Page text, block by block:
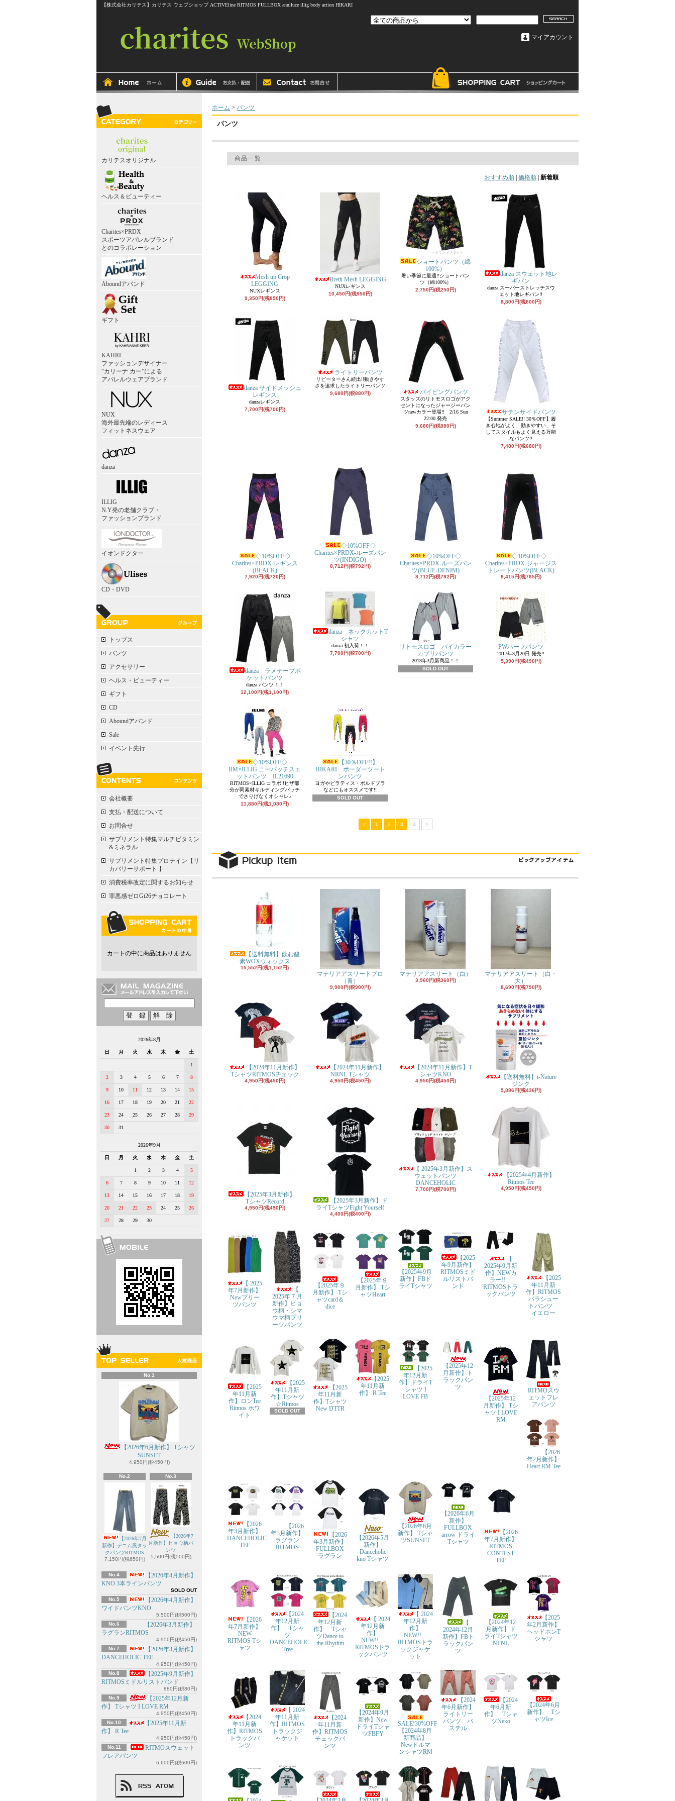
【株式会社カリテス】カリテス ウェブショップ ACTIVEline RITMOS FULLBOX anniluce illig body action HIKARI
マイアカウント
カリテスオリジナル
ヘルス＆ビューティー
Charites×PRDX
スポーツアパレルブランド
とのコラボレーション
Aboundアバンド
ギフト
KAHRI
ファッションデザイナー
“カリーナ カー”による
アパレルウェアブランド
NUX
海外最先端のレディース
フィットネスウェア
danza
ILLIG
N.Y発の老舗クラブ・
ファッションブランド
イオンドクター
CD・DVD
トップス
パンツ
アクセサリー
ヘルス・ビューティー
ギフト
CD
Aboundアバンド
Sale
イベント先行
会社概要
支払・配送について
お問合せ
サプリメント特集マルチビタミン
&ミネラル
サプリメント特集プロテイン【リ
カバリーサポート 】
消費税率改定に関するお知らせ
罪悪感ゼロGi26チョコレート
カートの中に商品はありません
2026年8月
日 月 火 水 木 金 土
1
2 3 4 5 6 7 8
9 10 11 12 13 14 15
16 17 18 19 20 21 22
23 24 25 26 27 28 29
30 31
2026年9月
日 月 火 水 木 金 土
1 2 3 4 5
6 7 8 9 10 11 12
13 14 15 16 17 18 19
20 21 22 23 24 25 26
27 28 29 30
No.1
【2026年6月新作】 Tシャツ
SUNSET
4,950円(税450円)
No.2
【2026年7月
新作】デニム風タッ
クパンツRITMOS
7,150円(税650円)
No.3
【2026年7
月新作】ヒョウ柄パ
ンツ
5,500円(税500円)
No.4
【2026年4月新作】
KNO 3本ラインパンツ
SOLD OUT
No.5
【2026年4月新作】
ワイドパンツKNO
5,500円(税500円)
No.6
【2026年3月新作】
ラグランRITMOS
4,950円(税450円)
No.7
【2026年3月新作】
DANCEHOLIC TEE
4,950円(税450円)
No.8
【2025年9月新作】
RITMOSミドルリストバンド
880円(税80円)
No.9
【2025年12月新
作】 Tシャツ I LOVE RM
4,950円(税450円)
No.10
【2025年11月新
作】 R Tee
4,950円(税450円)
No.11
RITMOスウェット
フレアパンツ
6,600円(税600円)
ホーム > パンツ
パンツ
商品一覧
おすすめ順 価格順 新着順
Mesh up Crop
LEGGING
NUXレギンス
9,350円(税850円)
Breth Mesh LEGGING
NUXレギンス
10,450円(税950円)
ショートパンツ（綿
100%）
暑い季節に最適!!ショートパン
ツ（綿100%）
2,750円(税250円)
danza スウェット地レ
ギパン
danza スーパーストレッチスウ
ェット地レギパン!!
8,800円(税800円)
danza サイドメッシュ
レギンス
danzaレギンス
7,700円(税700円)
ライトリーパンツ
リピーターさん続出!!動きやす
さを追求したライトリーパンツ
9,680円(税880円)
パイピングパンツ
スタッズのリトモスロゴがアク
セントになったジャージーパン
ツnewカラー登場!! 2/16 Sun
22:00 発売
9,680円(税880円)
サテンサイドパンツ
【Summer SALE!! 30％OFF】履
き心地がよく、動きやすい、そ
してスタイルもよく見える万能
なパンツ!!
7,480円(税680円)
◇10%OFF◇
Charites×PRDX-レギンス
(BLACK)
7,920円(税720円)
◇10%OFF◇
Charites×PRDX-ルーズパン
ツ(INDIGO)
8,712円(税792円)
◇10%OFF◇
Charites×PRDX-ルーズパン
ツ(BLUE-DENIM)
8,712円(税792円)
◇10%OFF◇
Charites×PRDX-ジャージス
トレートパンツ(BLACK)
8,415円(税765円)
danza ラメテープポ
ケットパンツ
danza パンツ！！
12,100円(税1,100円)
danza ネックカットT
シャツ
danza 初入荷！！
7,700円(税700円)
リトモスロゴ バイカラー
カプリパンツ
2018年3月新商品！！
SOLD OUT
PWハーフパンツ
2017年3月20日 発売!!
5,390円(税490円)
◇10%OFF◇
RM×ILLIG ニーパッチスエ
ットパンツ IL21690
RITMOS×ILLIG コラボ!!ヒザ部
分が同素材キルティングパッチ
でさりげなくオシャレ♪
11,880円(税1,080円)
【30％OFF!!】
HIKARI ボーダーツート
ンパンツ
ヨガやピラティス・ポルドブラ
などにもオススメです!!
SOLD OUT
< 1 2 3 4 >
【送料無料】飲む酸
素WOXウォックス
15,552円(税1,152円)
マテリアアスリートプロ
（青）
9,900円(税900円)
マテリアアスリート（白）
3,960円(税360円)
マテリアアスリート（白・
大）
8,690円(税790円)
【2024年11月新作】
TシャツRITMOSチェック
4,950円(税450円)
【2024年11月新作】
NRNL Tシャツ
4,950円(税450円)
【2024年11月新作】T
シャツKNO
4,950円(税450円)
【送料無料】i-Nature
ジンク
5,886円(税436円)
【2025年3月新作】
TシャツRecord
4,950円(税450円)
【2025年3月新作】ド
ライTシャツFight Yourself
4,400円(税400円)
【 2025年3月新作】ス
ウェットパンツ
DANCEHOLIC
7,700円(税700円)
【2025年4月新作】
Ritmos Tee
4,950円(税450円)
【 2025
年7月新作】
Newプリー
ツパンツ
【
2025年７月
新作】ヒョ
ウ柄・シマ
ウマ柄プリ
ーツパンツ
【2025年９
月新作】 Tシ
ャツcard＆
dice
【2025年９
月新作】 Tシ
ャツHeart
【2025年9月
新作】FBド
ライTシャツ
【2025
年9月新作】
RITMOSミド
ルリストバ
ンド
【
2025年9月新
作】NEWカ
ラー!!
RITMOSトラ
ックパンツ
【2025
年11月新
作】RITMOS
パラシュー
トパンツ
イエロー
【2025
年11月新
作】ロンTee
Ritmos ホワ
イト
【2025
年11月新
作】Tシャツ
☆Ritmos
SOLD OUT
【2025
年11月新
作】Tシャツ
New DTTR
【2025
年11月新
作】 R Tee
【2025
年12月新
作】ドライT
シャツ I
LOVE FB
【2025年12
月新作】ト
ラックパン
ツ
【2025年12
月新作】 Tシ
ャツ I LOVE
RM
RITMOスウ
ェットフレ
アパンツ
【2026
年2月新作】
Heart RM Tee
【2026
年3月新作】
DANCEHOLIC
TEE
【2026
年3月新作】
ラグラン
RITMOS
【2026
年3月新作】
FULLBOX
ラグラン
【2026年5月
新作】
Danceholic
kno Tシャツ
【2026年6月
新作】 Tシャ
ツSUNSET
【2026年6月
新作】
FULLBOX
arrow ドライ
Tシャツ
【2026
年7月新作】
RITMOS
CONTEST
TEE
【2026
年7月新作】
NEW
RITMOS Tシ
ャツ
【2024
年12月新
作】 Tシャ
ツ
DANCEHOLIC
Tree
【2024
年12月新
作】 Tシャ
ツDance to
the Rhythm
【 2024
年12月新
作】
NEW!!
RITMOSトラ
ックパンツ
【 2024
年12月新
作】
NEW!!
RITMOSトラ
ックジャケ
ット
【
2024年12月
新作】FBト
ラックパン
ツ
【2024年12
月新作】ド
ライTシャツ
NFNL
【2025
年2月新作】
ヘッドホンT
シャツ
【2024
年11月新
作】RITMOS
トラックパ
ンツ
【 2024
年11月新
作】RITMOS
トラックジ
ャケット
【2024
年11月新
作】RITMOS
チェックパ
ンツ
【2024年9月
新作】New
ドライTシャ
ツFBFY
SALE!30%OFF
【2024年8月
新商品】
Newドルマ
ンシャツRM
【2024
年6月新作】
ライトリー
パンツ パ
ステル
【2024
年6月新
作】 Tシャ
ツNeko
【2024年6月
新作】 Tシ
ャツIce